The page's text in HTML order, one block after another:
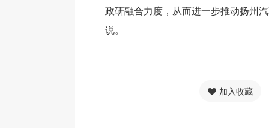
政研融合力度，从而进一步推动扬州
说。
加入收藏